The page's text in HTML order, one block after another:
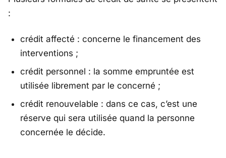
:
crédit affecté : concerne le financement des
interventions ;
crédit personnel : la somme empruntée est
utilisée librement par le concerné ;
crédit renouvelable : dans ce cas, c’est une
réserve qui sera utilisée quand la personne
concernée le décide.